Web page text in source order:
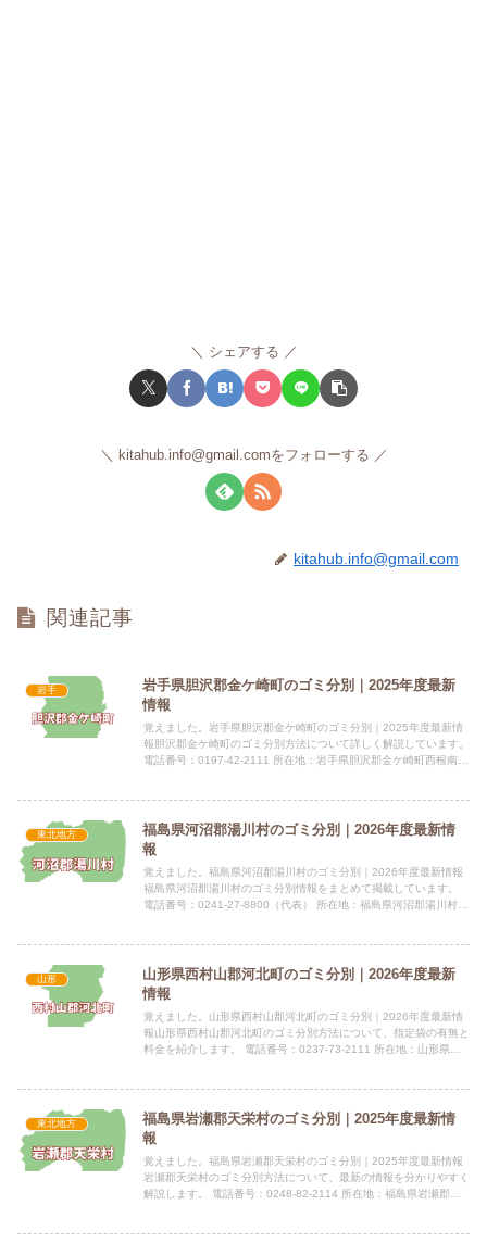
シェアする
kitahub.info@gmail.comをフォローする
kitahub.info@gmail.com
関連記事
岩手
岩手県胆沢郡金ケ崎町のゴミ分別｜2025年度最新
情報
覚えました。岩手県胆沢郡金ケ崎町のゴミ分別｜2025年度最新情
報胆沢郡金ケ崎町のゴミ分別方法について詳しく解説しています。
電話番号：0197-42-2111 所在地：岩手県胆沢郡金ケ崎町西根南町
東北地方
福島県河沼郡湯川村のゴミ分別｜2026年度最新情
報
覚えました。福島県河沼郡湯川村のゴミ分別｜2026年度最新情報
福島県河沼郡湯川村のゴミ分別情報をまとめて掲載しています。
電話番号：0241-27-8800（代表） 所在地：福島県河沼郡湯川村大
山形
山形県西村山郡河北町のゴミ分別｜2026年度最新
情報
覚えました。山形県西村山郡河北町のゴミ分別｜2026年度最新情
報山形県西村山郡河北町のゴミ分別方法について、指定袋の有無と
料金を紹介します。 電話番号：0237-73-2111 所在地：山形県西
東北地方
福島県岩瀬郡天栄村のゴミ分別｜2025年度最新情
報
覚えました。福島県岩瀬郡天栄村のゴミ分別｜2025年度最新情報
岩瀬郡天栄村のゴミ分別方法について、最新の情報を分かりやすく
解説します。 電話番号：0248-82-2114 所在地：福島県岩瀬郡天